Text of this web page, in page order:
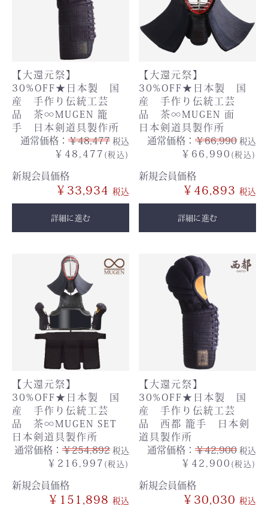
【大還元祭】
30%OFF★日本製 国
産 手作り伝統工芸
品 茶∞MUGEN 籠
手 日本剣道具製作所
通常価格： ￥48,477 税込
￥48,477 (税込)
新規会員価格
￥33,934
詳細に進む
【大還元祭】
30%OFF★日本製 国
産 手作り伝統工芸
品 茶∞MUGEN 面
日本剣道具製作所
通常価格： ￥66,990 税込
￥66,990 (税込)
新規会員価格
￥46,893
詳細に進む
【大還元祭】
30%OFF★日本製 国
産 手作り伝統工芸
品 茶∞MUGEN SET
日本剣道具製作所
通常価格： ￥254,892 税込
￥216,997 (税込)
新規会員価格
￥151,898
【大還元祭】
30%OFF★日本製 国
産 手作り伝統工芸
品 西都 籠手 日本剣
道具製作所
通常価格： ￥42,900 税込
￥42,900 (税込)
新規会員価格
￥30,030